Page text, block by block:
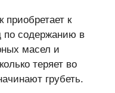
к
по содержанию в
масел и
теряет во
грубеть.